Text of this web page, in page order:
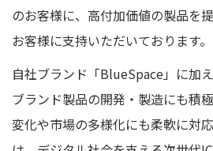
のお客様に、高付加価値の製品を
お客様に支持いただいております。
自社ブランド「BlueSpace」に加
ブランド製品の開発・製造にも積
変化や市場の多様化にも柔軟に対